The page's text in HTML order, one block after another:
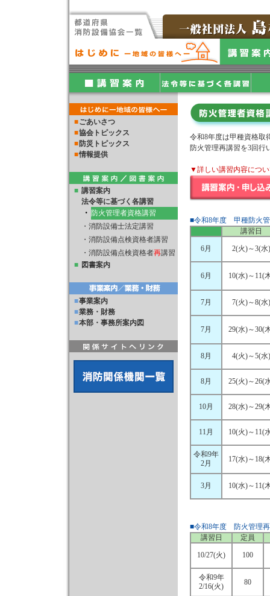
■ごあいさつ
■協会トピックス
■ 防災トピックス
■情報提供
■ 講習案内
法令等に基づく各講習
・ 防火管理者資格講習
・ 消防設備士法定講習
・ 消防設備点検資格者講習
・ 消防設備点検資格者再講習
■ 図書案内
■事業案内
■業務・財務
■本部・事務所案内図
令和8年度は甲種資格取
防火管理再講習を3回行
▼詳しい講習内容につ
■令和8年度 甲種防火
講習日
6月 2(火)～3(水)
6月 10(水)～11(
7月 7(火)～8(水)
7月 29(水)～30(
8月 4(火)～5(水)
8月 25(火)～26(
10月 28(水)～29(
11月 10(火)～11(
令和9年
2月
17(水)～18(
3月 10(水)～11(
■令和8年度 防火管理
講習日
定員
10/27(火) 100
令和9年
2/16(火)
80